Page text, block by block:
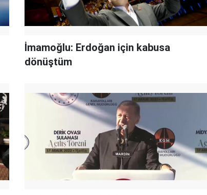
İmamoğlu: Erdoğan için kabusa
dönüştüm